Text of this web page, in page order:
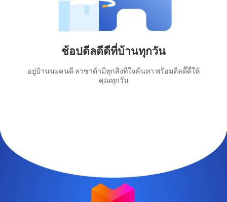
ช้อปดีลดีดีที่บ้านทุกวัน
อยู่บ้านนะคนดี ลาซาด้ามีทุกสิ่งที่ใจค้นหา พร้อมดีลดี๊ดี้ให้
คุณทุกวัน